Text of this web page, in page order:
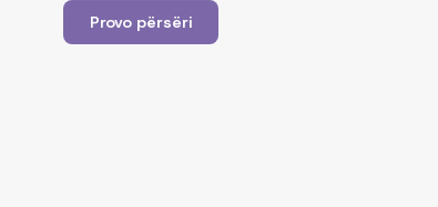
Provo përsëri